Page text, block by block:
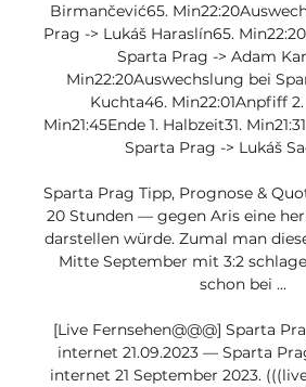
Birmančević65.
Prag -> Lukáš Haraslín65.
Sparta Prag -> Adam
Min22:20Auswechslung bei
Kuchta46. Min22:01Anpfiff
Min21:45Ende 1. Halbzeit31.
Sparta Prag -> Lukáš
Sparta Prag Tipp, Prognose &
20 Stunden — gegen Aris eine
darstellen würde. Zumal man
Mitte September mit 3:2
schon bei ...
[Live Fernsehen@@@] Sparta
internet 21.09.2023 — Sparta
internet 21 September 2023.